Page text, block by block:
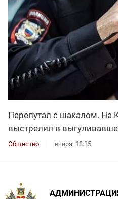
Перепутал с шакалом. На
выстрелил в
Общество вчера, 18:35